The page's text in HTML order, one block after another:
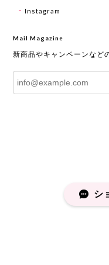
Instagram
Mail Magazine
新商品やキャンペーンなど
シ